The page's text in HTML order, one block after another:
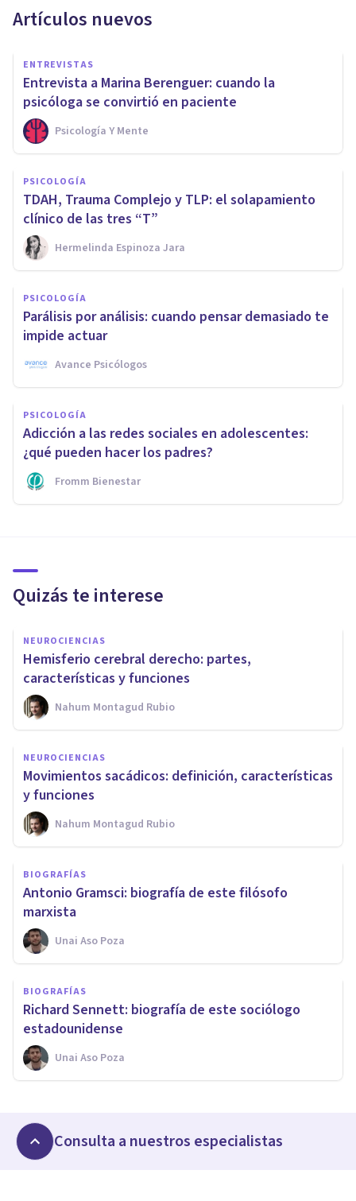
Artículos nuevos
ENTREVISTAS
Entrevista a Marina Berenguer: cuando la
psicóloga se convirtió en paciente
Psicología Y Mente
PSICOLOGÍA
TDAH, Trauma Complejo y TLP: el solapamiento
clínico de las tres “T”
Hermelinda Espinoza Jara
PSICOLOGÍA
Parálisis por análisis: cuando pensar demasiado te
impide actuar
Avance Psicólogos
PSICOLOGÍA
Adicción a las redes sociales en adolescentes:
¿qué pueden hacer los padres?
Fromm Bienestar
Quizás te interese
NEUROCIENCIAS
Hemisferio cerebral derecho: partes,
características y funciones
Nahum Montagud Rubio
NEUROCIENCIAS
Movimientos sacádicos: definición, características
y funciones
Nahum Montagud Rubio
BIOGRAFÍAS
Antonio Gramsci: biografía de este filósofo
marxista
Unai Aso Poza
BIOGRAFÍAS
Richard Sennett: biografía de este sociólogo
estadounidense
Unai Aso Poza
Consulta a nuestros especialistas